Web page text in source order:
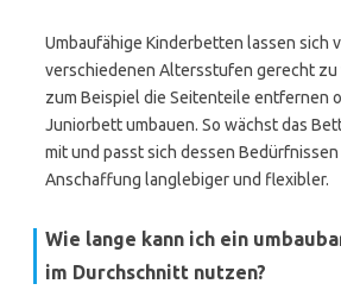
Umbaufähige Kinderbetten lassen sich
verschiedenen Altersstufen gerecht zu
zum Beispiel die Seitenteile entfernen
Juniorbett umbauen. So wächst das
mit und passt sich dessen Bedürfnissen
Anschaffung langlebiger und flexibler.
Wie lange kann ich ein
im Durchschnitt nutzen?